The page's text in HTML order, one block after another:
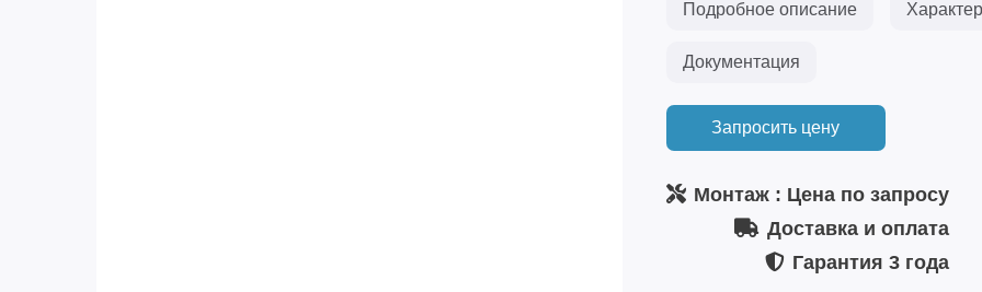
Подробное описание
Документация
Запросить цену
Монтаж: Цена по запросу
Доставка и оплата
Гарантия 3 года